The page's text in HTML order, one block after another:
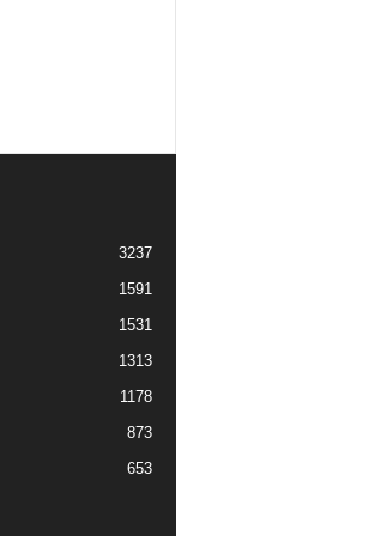
3237
1591
1531
1313
1178
873
653